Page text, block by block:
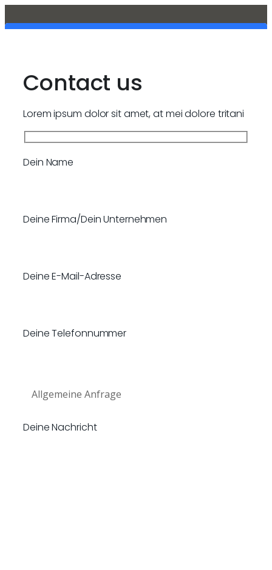
Contact us
Lorem ipsum dolor sit amet, at mei dolore tritani
Dein Name
Deine Firma/Dein Unternehmen
Deine E-Mail-Adresse
Deine Telefonnummer
Bitte lasse dieses Feld leer.
Deine Nachricht